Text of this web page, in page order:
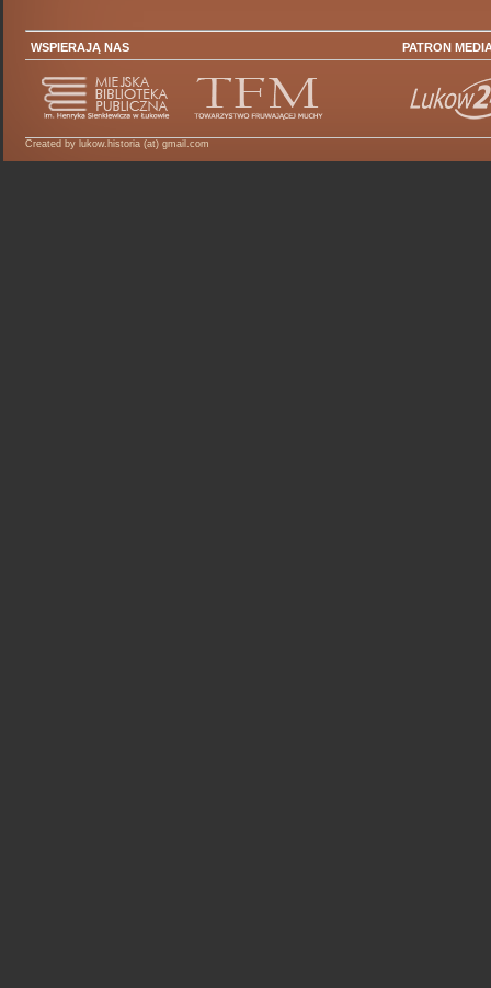
WSPIERAJĄ NAS PATRON
Created by lukow.historia (at) gmail.com